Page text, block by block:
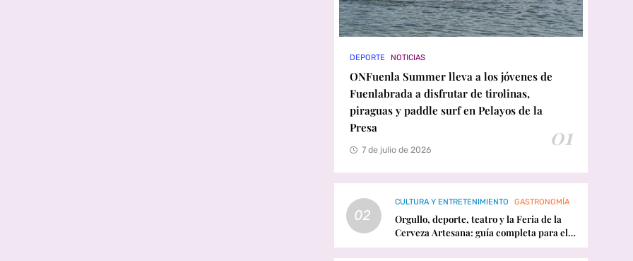
DEPORTE NOTICIAS
ONFuenla Summer lleva a los jóvenes de
Fuenlabrada a disfrutar de tirolinas,
piraguas y paddle surf en Pelayos de la
Presa
01
7 de julio de 2026
02
CULTURA Y ENTRETENIMIENTO GASTRONOMÍA
Orgullo, deporte, teatro y la Feria de la
Cerveza Artesana: guía completa para el
fin de semana en Fuenlabrada